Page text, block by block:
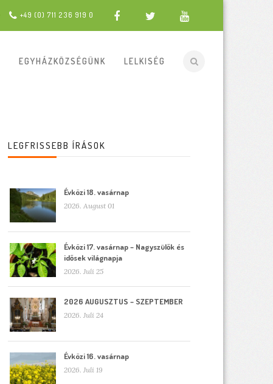
+49 (0) 711 236 919 0
EGYHÁZKÖZSÉGÜNK LELKISÉG
LEGFRISSEBB ÍRÁSOK
Évközi 18. vasárnap
2026. August 01
Évközi 17. vasárnap – Nagyszülők és
idősek világnapja
2026. Juli 25
2026 AUGUSZTUS – SZEPTEMBER
2026. Juli 24
Évközi 16. vasárnap
2026. Juli 19